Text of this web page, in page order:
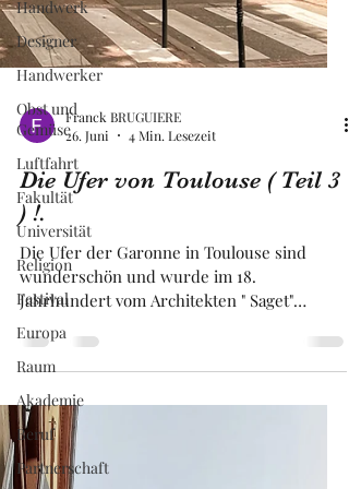
Handwerk
Designer
Handwerker
Obst und
Gemüse
Luftfahrt
Fakultät
Universität
Religion
Festival
Europa
Raum
Akademie
Beruf
Partnerschaft
Franck BRUGUIERE
26. Juni
4 Min. Lesezeit
Die Ufer von Toulouse ( Teil 3
) !.
Die Ufer der Garonne in Toulouse sind
Jahrhundert vom Architekten " Saget"
erbaut. Die Gebäude an den Ufern von
Toulouse haben eine für die, Rosa Stadt
typische Architektur aus Terrakotta Ziegeln.
Die Ufer aus Toulouse sind sehr stark
begrünt, und es gibt entlang der gesamten